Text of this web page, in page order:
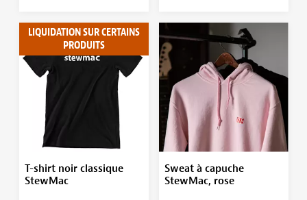
LIQUIDATION SUR CERTAINS
PRODUITS
T-shirt noir classique
StewMac
Sweat à capuche
StewMac, rose